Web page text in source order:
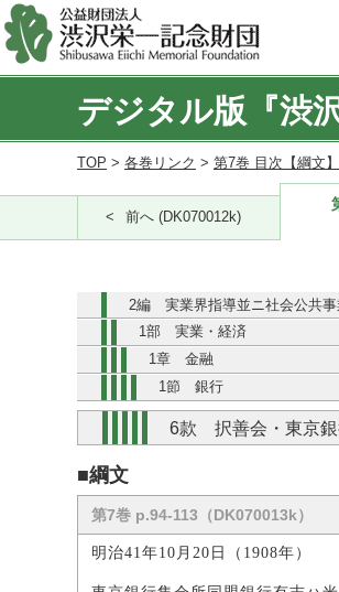
デジタル版『渋
TOP > 各巻リンク > 第7巻 目次【綱文】
前へ (DK070012k)
2編 実業界指導並ニ社会公共事
1部 実業・経済
1章 金融
1節 銀行
6款 択善会・東京銀
■綱文
第7巻 p.94-113（DK070013k）
明治41年10月20日（1908年）